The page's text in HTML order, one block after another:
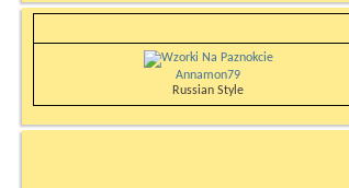
Annamon79
Russian Style